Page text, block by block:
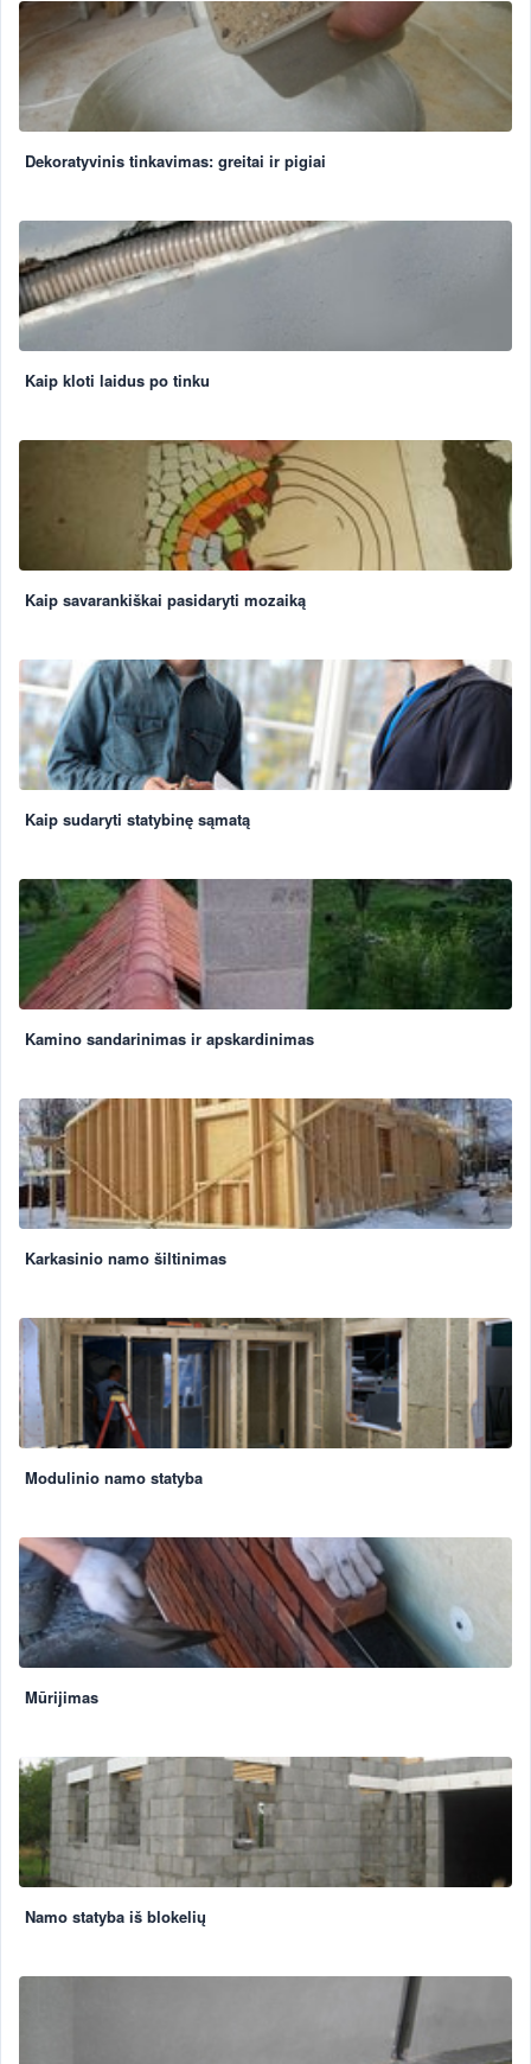
Dekoratyvinis tinkavimas: greitai ir pigiai
Kaip kloti laidus po tinku
Kaip savarankiškai pasidaryti mozaiką
Kaip sudaryti statybinę sąmatą
Kamino sandarinimas ir apskardinimas
Karkasinio namo šiltinimas
Modulinio namo statyba
Mūrijimas
Namo statyba iš blokelių